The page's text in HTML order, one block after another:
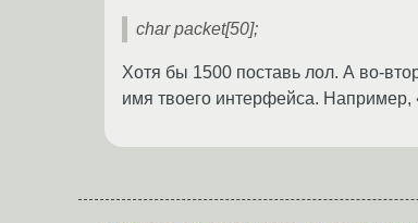
char packet[50];
Хотя бы 1500 поставь лол. А во-
имя твоего интерфейса. Например,